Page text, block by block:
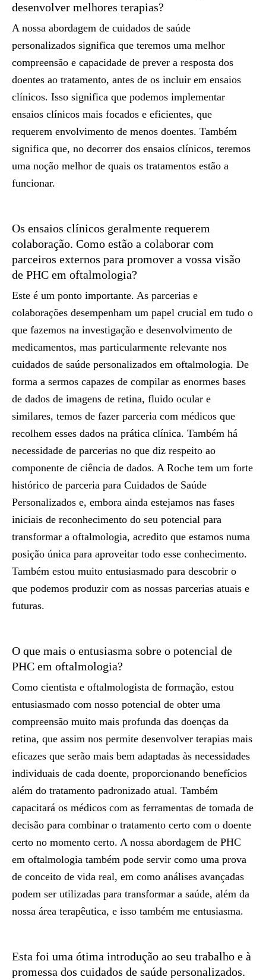
desenvolver melhores terapias?
A nossa abordagem de cuidados de saúde
personalizados significa que teremos uma melhor
compreensão e capacidade de prever a resposta dos
doentes ao tratamento, antes de os incluir em ensaios
clínicos. Isso significa que podemos implementar
ensaios clínicos mais focados e eficientes, que
requerem envolvimento de menos doentes. Também
significa que, no decorrer dos ensaios clínicos, teremos
uma noção melhor de quais os tratamentos estão a
funcionar.
Os ensaios clínicos geralmente requerem
colaboração. Como estão a colaborar com
parceiros externos para promover a vossa visão
de PHC em oftalmologia?
Este é um ponto importante. As parcerias e
colaborações desempenham um papel crucial em tudo o
que fazemos na investigação e desenvolvimento de
medicamentos, mas particularmente relevante nos
cuidados de saúde personalizados em oftalmologia. De
forma a sermos capazes de compilar as enormes bases
de dados de imagens de retina, fluido ocular e
similares, temos de fazer parceria com médicos que
recolhem esses dados na prática clínica. Também há
necessidade de parcerias no que diz respeito ao
componente de ciência de dados. A Roche tem um forte
histórico de parceria para Cuidados de Saúde
Personalizados e, embora ainda estejamos nas fases
iniciais de reconhecimento do seu potencial para
transformar a oftalmologia, acredito que estamos numa
posição única para aproveitar todo esse conhecimento.
Também estou muito entusiasmado para descobrir o
que podemos produzir com as nossas parcerias atuais e
futuras.
O que mais o entusiasma sobre o potencial de
PHC em oftalmologia?
Como cientista e oftalmologista de formação, estou
entusiasmado com nosso potencial de obter uma
compreensão muito mais profunda das doenças da
retina, que assim nos permite desenvolver terapias mais
eficazes que serão mais bem adaptadas às necessidades
individuais de cada doente, proporcionando benefícios
além do tratamento padronizado atual. Também
capacitará os médicos com as ferramentas de tomada de
decisão para combinar o tratamento certo com o doente
certo no momento certo. A nossa abordagem de PHC
em oftalmologia também pode servir como uma prova
de conceito de vida real, em como análises avançadas
podem ser utilizadas para transformar a saúde, além da
nossa área terapêutica, e isso também me entusiasma.
Esta foi uma ótima introdução ao seu trabalho e à
promessa dos cuidados de saúde personalizados.